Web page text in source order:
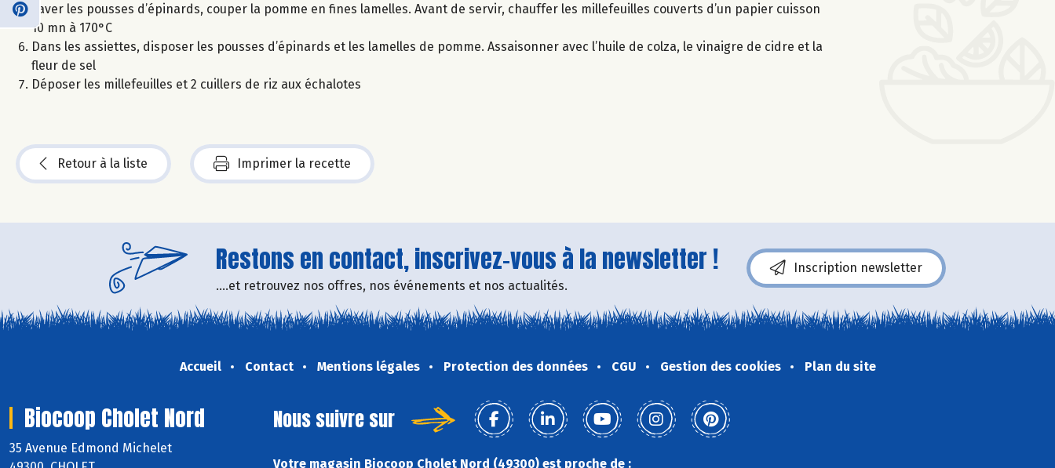
Laver les pousses d’épinards, couper la pomme en fines lamelles. Avant de servir, chauffer les millefeuilles couverts d’un papier cuisson
10 mn à 170°C
Dans les assiettes, disposer les pousses d’épinards et les lamelles de pomme. Assaisonner avec l’huile de colza, le vinaigre de cidre et la
fleur de sel
Déposer les millefeuilles et 2 cuillers de riz aux échalotes
Retour à la liste Imprimer la recette
Restons en contact, inscrivez-vous à la newsletter !
....et retrouvez nos offres, nos événements et nos actualités.
Inscription newsletter
Accueil Contact Mentions légales Protection des données CGU Gestion des cookies Plan du site
Biocoop Cholet Nord
35 Avenue Edmond Michelet
Nous suivre sur
Votre magasin Biocoop Cholet Nord (49300) est proche de :